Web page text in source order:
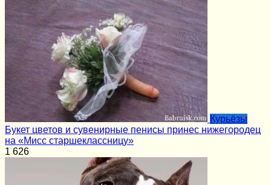
Курьёзы
Букет цветов и сувенирные пенисы принес нижегородец
на «Мисс старшеклассницу»
1 626